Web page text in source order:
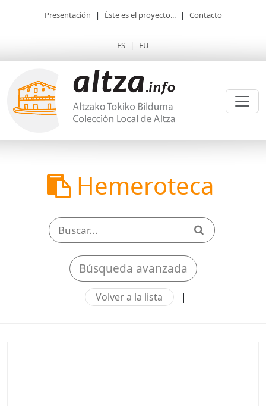
Presentación | Éste es el proyecto... | Contacto
ES | EU
Hemeroteca
Búsqueda avanzada
Volver a la lista |